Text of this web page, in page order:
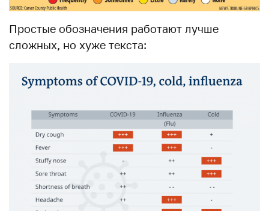
Простые обозначения работают лучше
сложных, но хуже текста: